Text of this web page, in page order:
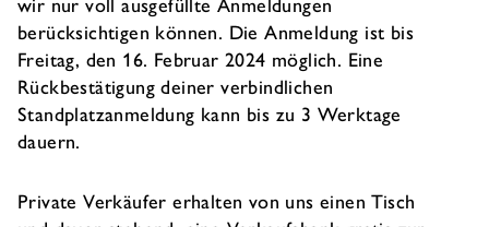
berücksichtigen können. Die Anmeldung ist bis
Freitag, den 16. Februar 2024 möglich. Eine
Rückbestätigung deiner verbindlichen
Standplatzanmeldung kann bis zu 3 Werktage
dauern.
Private Verkäufer erhalten von uns einen Tisch